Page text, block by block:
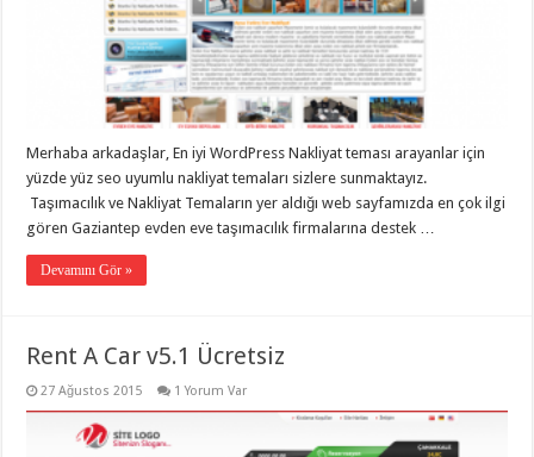
Merhaba arkadaşlar, En iyi WordPress Nakliyat teması arayanlar için
yüzde yüz seo uyumlu nakliyat temaları sizlere sunmaktayız.
Taşımacılık ve Nakliyat Temaların yer aldığı web sayfamızda en çok ilgi
gören Gaziantep evden eve taşımacılık firmalarına destek …
Devamını Gör »
Rent A Car v5.1 Ücretsiz
27 Ağustos 2015 1 Yorum Var